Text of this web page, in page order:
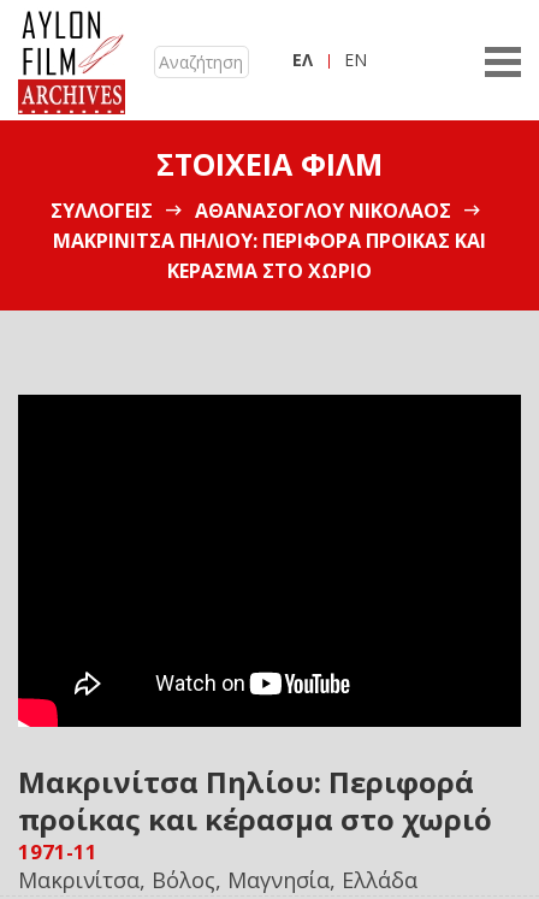
ΕΛ EN
ΣΤΟΙΧΕΊΑ ΦΙΛΜ
ΣΥΛΛΟΓΕΊΣ
ΑΘΑΝΑΣΌΓΛΟΥ ΝΙΚΌΛΑΟΣ
ΜΑΚΡΙΝΊΤΣΑ ΠΗΛΊΟΥ: ΠΕΡΙΦΟΡΆ ΠΡΟΊΚΑΣ ΚΑΙ
ΚΈΡΑΣΜΑ ΣΤΟ ΧΩΡΙΌ
Μακρινίτσα Πηλίου: Περιφορά
προίκας και κέρασμα στο χωριό
1971-11
Μακρινίτσα, Βόλος, Μαγνησία, Ελλάδα